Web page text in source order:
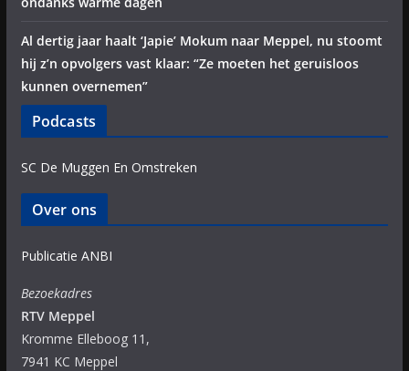
Al dertig jaar haalt ‘Japie’ Mokum naar Meppel, nu stoomt
hij z’n opvolgers vast klaar: “Ze moeten het geruisloos
kunnen overnemen”
Podcasts
SC De Muggen En Omstreken
Over ons
Publicatie ANBI
Bezoekadres
RTV Meppel
Kromme Elleboog 11,
7941 KC Meppel